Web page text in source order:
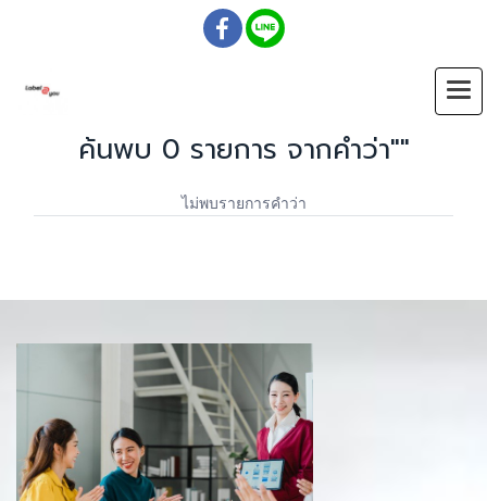
ค้นพบ 0 รายการ จากคำว่า""
ไม่พบรายการคำว่า